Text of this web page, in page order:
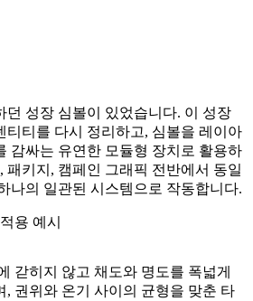
던 성장 심볼이 있었습니다. 이 성장
티티를 다시 정리하고, 심볼을 레이아
감싸는 유연한 모듈형 장치로 활용하
패키지, 캠페인 그래픽 전반에서 동일
나의 일관된 시스템으로 작동합니다.
갇히지 않고 채도와 명도를 폭넓게
, 권위와 온기 사이의 균형을 맞춘 타